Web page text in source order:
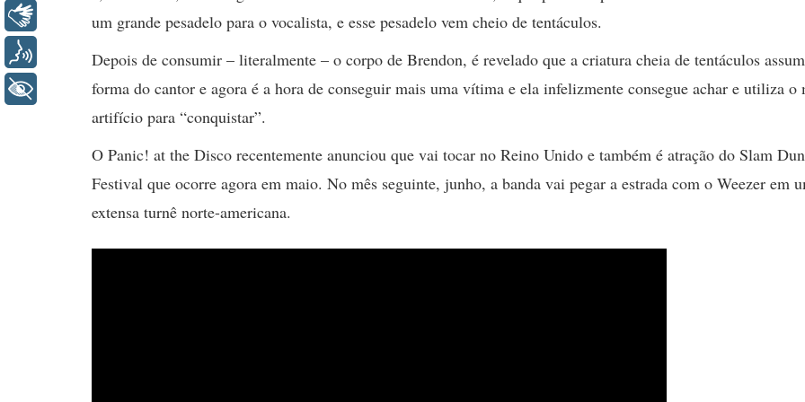
um grande pesadelo para o vocalista, e esse pesadelo vem cheio de tentáculos.
Depois de consumir – literalmente – o corpo de Brendon, é revelado que a criatura cheia de tentáculos
forma do cantor e agora é a hora de conseguir mais uma vítima e ela infelizmente consegue achar e utiliza o
artifício para “conquistar”.
O Panic! at the Disco recentemente anunciou que vai tocar no Reino Unido e também é atração do Slam
Festival que ocorre agora em maio. No mês seguinte, junho, a banda vai pegar a estrada com o Weezer em
extensa turnê norte-americana.
+ Acessibilidade